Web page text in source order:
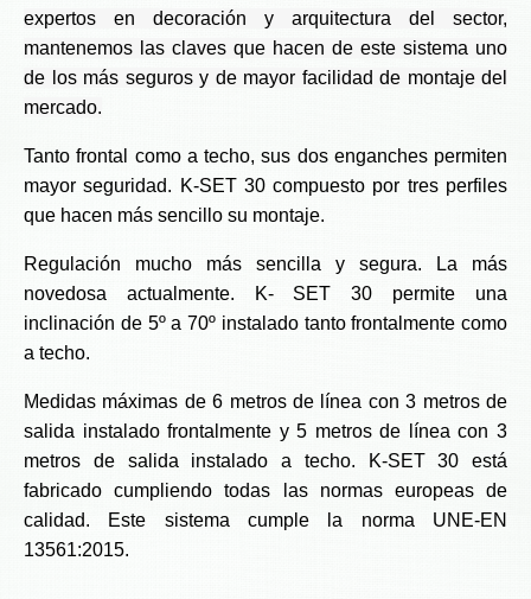
expertos en decoración y arquitectura del sector,
mantenemos las claves que hacen de este sistema uno
de los más seguros y de mayor facilidad de montaje del
mercado.
Tanto frontal como a techo, sus dos enganches permiten
mayor seguridad. K-SET 30 compuesto por tres perfiles
que hacen más sencillo su montaje.
Regulación mucho más sencilla y segura. La más
novedosa actualmente. K- SET 30 permite una
inclinación de 5º a 70º instalado tanto frontalmente como
a techo.
Medidas máximas de 6 metros de línea con 3 metros de
salida instalado frontalmente y 5 metros de línea con 3
metros de salida instalado a techo. K-SET 30 está
fabricado cumpliendo todas las normas europeas de
calidad. Este sistema cumple la norma UNE-EN
13561:2015.